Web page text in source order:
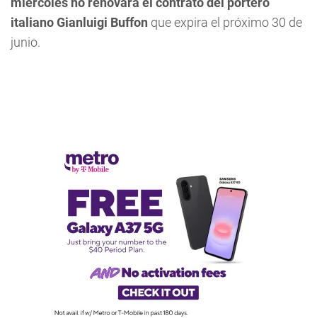
italiano Gianluigi Buffon que expira el próximo 30 de
junio.